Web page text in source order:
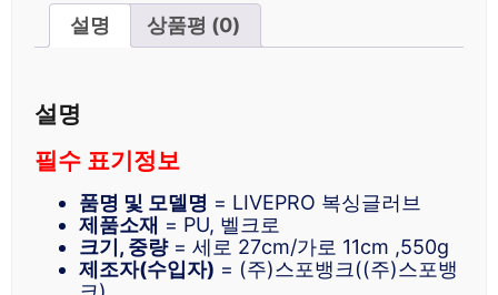
설명 상품평 (0)
설명
필수 표기정보
품명 및 모델명 = LIVEPRO 복싱글러브
제품소재 = PU, 벨크로
크기, 중량= 세로 27cm/가로 11cm ,550g
제조자(수입자) = (주)스포뱅크((주)스포뱅